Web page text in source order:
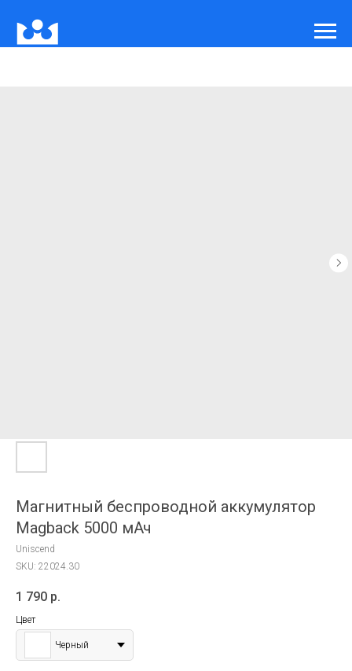
Магнитный беспроводной аккумулятор
Magback 5000 мАч
Uniscend
SKU: 22024.30
1 790 р.
Цвет
Черный